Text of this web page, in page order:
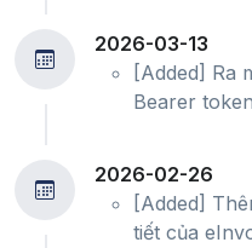
2026-03-13
[Added] Ra
Bearer
2026-02-26
[Added]
tiết của